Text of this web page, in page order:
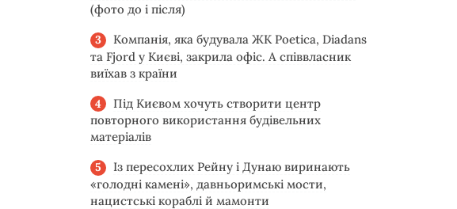
(фото до і після)
Компанія, яка будувала ЖК Poetica, Diadans
та Fjord у Києві, закрила офіс. А співвласник
виїхав з країни
Під Києвом хочуть створити центр
повторного використання будівельних
матеріалів
Із пересохлих Рейну і Дунаю виринають
«голодні камені», давньоримські мости,
нацистські кораблі й мамонти